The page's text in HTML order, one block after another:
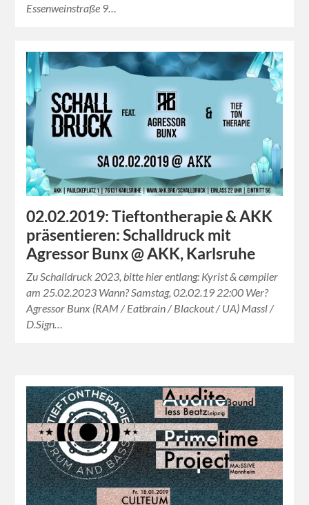
Essenweinstraße 9…
02.02.2019: Tieftontherapie & AKK
präsentieren: Schalldruck mit
Agressor Bunx @ AKK, Karlsruhe
Zu Schalldruck 2023, bitte hier entlang: Kyrist & cømpiler
am 25.02.2023 Wann? Samstag, 02.02.19 22:00 Wer?
Agressor Bunx (RAM / Eatbrain / Blackout / UA) Massl /
D.Sign…